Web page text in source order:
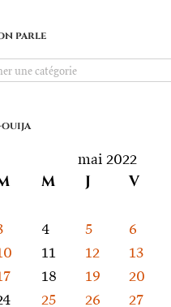
parle
mai 2022
M J V
4 5 6
11 12 13
18 19 20
25 26 27